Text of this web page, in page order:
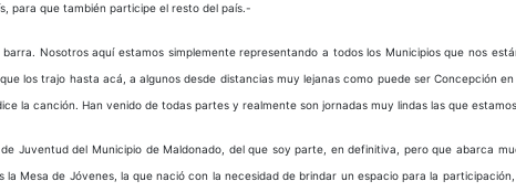
para que también participe el resto del país.-
Nosotros aquí estamos simplemente representando a todos los Municipios que nos
los trajo hasta acá, a algunos desde distancias muy lejanas como puede ser Concepción
la canción. Han venido de todas partes y realmente son jornadas muy lindas las que
Juventud del Municipio de Maldonado, del que soy parte, en definitiva, pero que abarca
Mesa de Jóvenes, la que nació con la necesidad de brindar un espacio para la